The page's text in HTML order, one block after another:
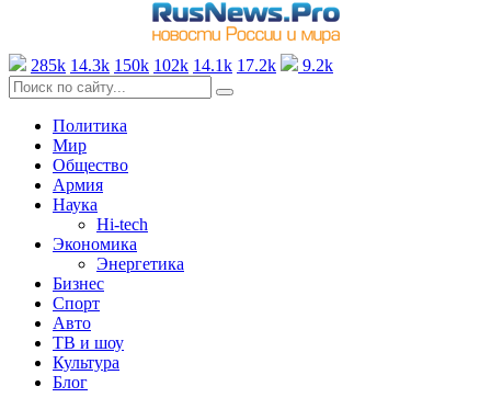
285k 14.3k 150k 102k 14.1k 17.2k 9.2k
Политика
Мир
Общество
Армия
Наука
Hi-tech
Экономика
Энергетика
Бизнес
Спорт
Авто
ТВ и шоу
Культура
Блог